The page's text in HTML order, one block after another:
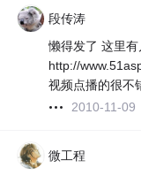
段传涛
懒得发了 这里有
http://
视频点播的很不
2010-11-09
微工程